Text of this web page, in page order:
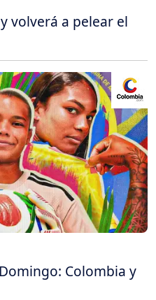
volverá a pelear el
Colombia y